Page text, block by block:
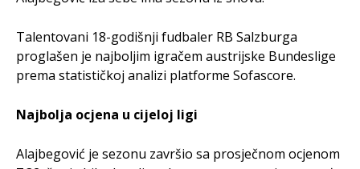
Talentovani 18-godišnji fudbaler RB Salzburga
proglašen je najboljim igračem austrijske Bundeslige
prema statističkoj analizi platforme Sofascore.
Najbolja ocjena u cijeloj ligi
Alajbegović je sezonu završio sa prosječnom ocjenom